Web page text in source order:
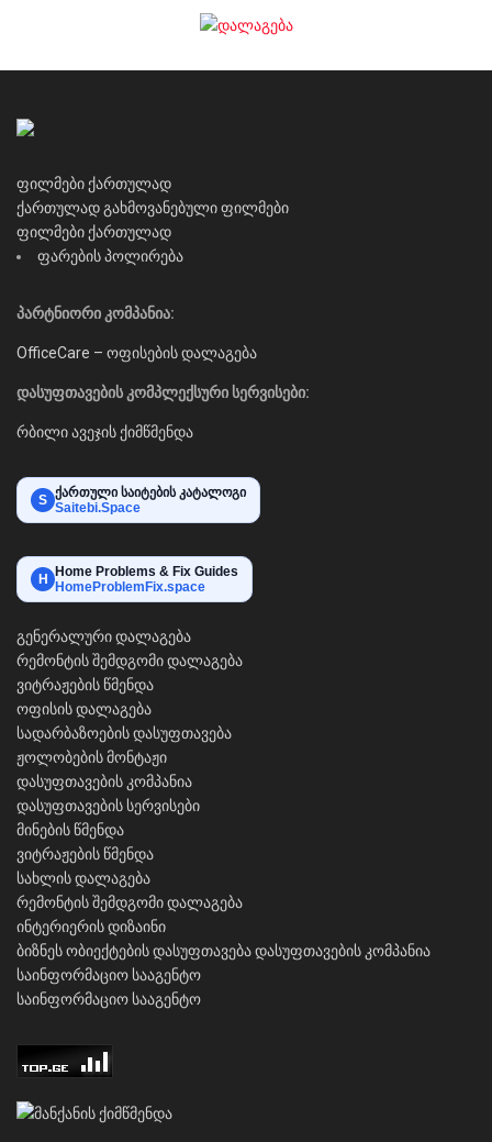
ფილმები ქართულად
ქართულად გახმოვანებული ფილმები
ფილმები ქართულად
ფარების პოლირება
პარტნიორი კომპანია:
OfficeCare – ოფისების დალაგება
დასუფთავების კომპლექსური სერვისები:
რბილი ავეჯის ქიმწმენდა
S ქართული საიტების კატალოგი
Saitebi.Space
H Home Problems & Fix Guides
HomeProblemFix.space
გენერალური დალაგება
რემონტის შემდგომი დალაგება
ვიტრაჟების წმენდა
ოფისის დალაგება
სადარბაზოების დასუფთავება
ჟოლობების მონტაჟი
დასუფთავების კომპანია
დასუფთავების სერვისები
მინების წმენდა
ვიტრაჟების წმენდა
სახლის დალაგება
რემონტის შემდგომი დალაგება
ინტერიერის დიზაინი
ბიზნეს ობიექტების დასუფთავებადასუფთავების კომპანია
საინფორმაციო სააგენტო
საინფორმაციო სააგენტო